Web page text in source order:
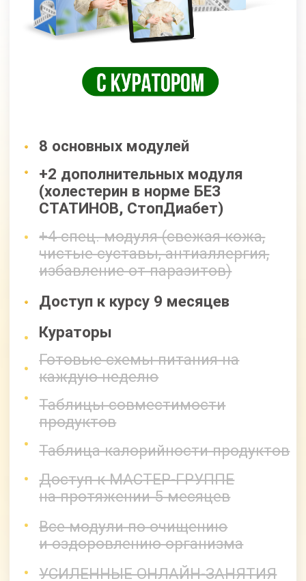
29 700 руб
49 700 руб
Оформить заявку
+ получите доп. курс
"ПРЕОБРАЖЕНИЕ"
Кураторы
Готовые схемы питания на
на протяжении 5 месяцев
Все модули по очищению
и оздоровлению организма
Таблицы совместимости
продуктов
УСИЛЕННЫЕ ОНЛАЙН-ЗАНЯТИЯ
ПО ОЧИЩЕНИЮ
При оформлении заявки сегодня,
Вы получите бонусы, общей
стоимостью106 500 рублей,
БЕСПЛАТНО
Бонусы